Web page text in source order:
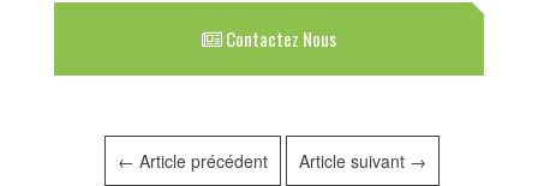
Contactez Nous
← Article précédent Article suivant →